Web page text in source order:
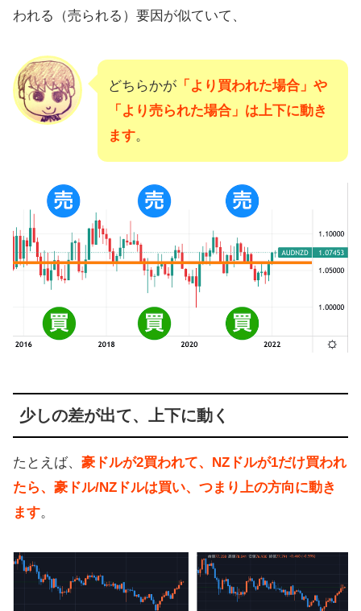
われる（売られる）要因が似ていて、
どちらかが 「より買われた場合」や
「より売られた場合」は上下に動き
ます。
少しの差が出て、上下に動く
たとえば、 豪ドルが2買われて、NZドルが1だけ買われ
たら、豪ドル/NZドルは買い、つまり上の方向に動き
ます。